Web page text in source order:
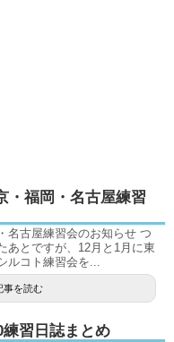
・福岡・名古屋練習
名古屋練習会のお知らせ つ
あとですが、12月と1月に東
ルコト練習会を...
事を読む
習日誌まとめ